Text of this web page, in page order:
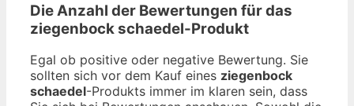
Die Anzahl der Bewertungen für das
ziegenbock schaedel-Produkt
Egal ob positive oder negative Bewertung. Sie
sollten sich vor dem Kauf eines ziegenbock
schaedel-Produkts immer im klaren sein, dass